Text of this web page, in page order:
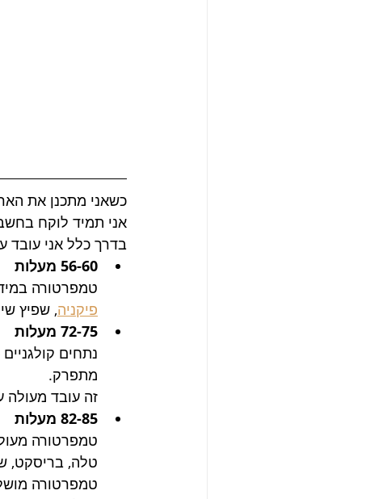
כשאני מתכנן את
אני תמיד לוקח
בדרך כלל אני
56-60 מעלות
טמפרטורה
פיקניה, שפיץ
72-75 מעלות
נתחים
מתפרק.
זה עובד מעולה
82-85 מעלות
טמפרטורה
טלה, בריסקט,
טמפרטורה